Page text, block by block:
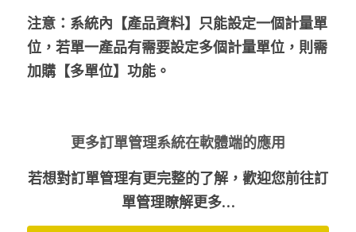
注意：系統內【產品資料】只能設定一個計量單
位，若單一產品有需要設定多個計量單位，則需
加購【多單位】功能。
更多訂單管理系統在軟體端的應用
若想對訂單管理有更完整的了解，歡迎您前往訂
單管理瞭解更多…